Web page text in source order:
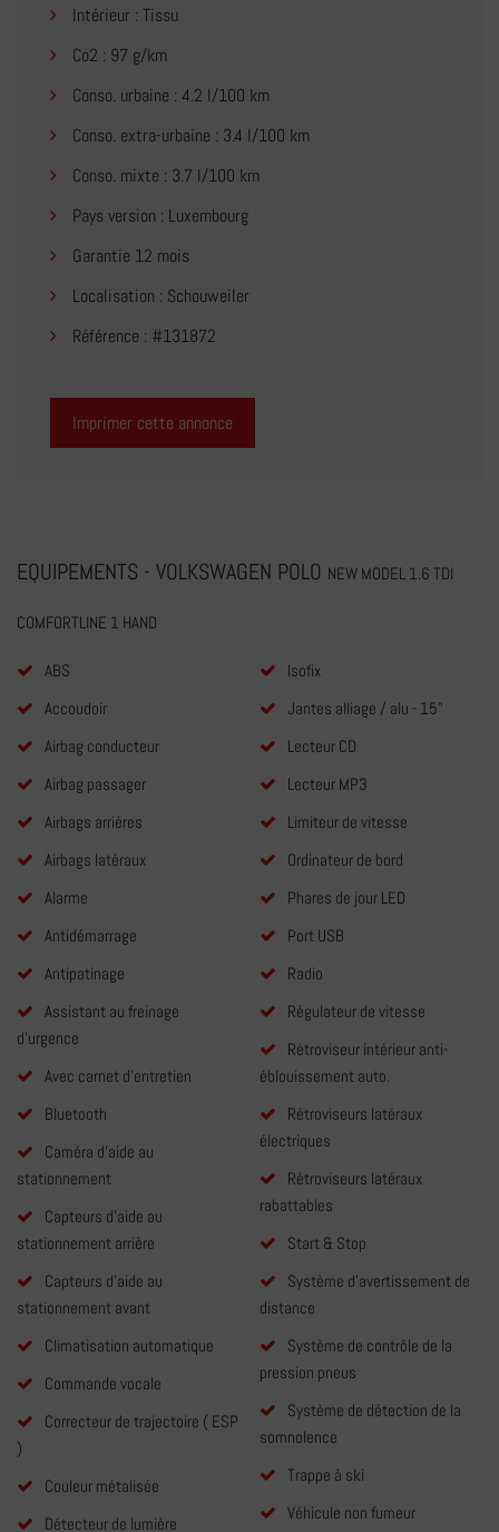
Intérieur : Tissu
Co2 : 97 g/km
Conso. urbaine : 4.2 l/100 km
Conso. extra-urbaine : 3.4 l/100 km
Conso. mixte : 3.7 l/100 km
Pays version : Luxembourg
Garantie 12 mois
Localisation : Schouweiler
Référence : #131872
Imprimer cette annonce
EQUIPEMENTS - VOLKSWAGEN POLO NEW MODEL 1.6 TDI
COMFORTLINE 1 HAND
ABS
Accoudoir
Airbag conducteur
Airbag passager
Airbags arrières
Airbags latéraux
Alarme
Antidémarrage
Antipatinage
Assistant au freinage
d'urgence
Avec carnet d'entretien
Bluetooth
Caméra d'aide au
stationnement
Capteurs d'aide au
stationnement arrière
Capteurs d'aide au
stationnement avant
Climatisation automatique
Commande vocale
Correcteur de trajectoire ( ESP
)
Couleur métalisée
Détecteur de lumière
Isofix
Jantes alliage / alu - 15"
Lecteur CD
Lecteur MP3
Limiteur de vitesse
Ordinateur de bord
Phares de jour LED
Port USB
Radio
Régulateur de vitesse
Rétroviseur intérieur anti-
éblouissement auto.
Rétroviseurs latéraux
électriques
Rétroviseurs latéraux
rabattables
Start & Stop
Système d'avertissement de
distance
Système de contrôle de la
pression pneus
Système de détection de la
somnolence
Trappe à ski
Véhicule non fumeur